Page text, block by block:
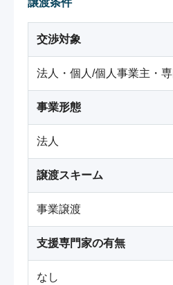
譲渡条件
交渉対象
法人・個人/個人事業主・
事業形態
法人
譲渡スキーム
事業譲渡
支援専門家の有無
なし